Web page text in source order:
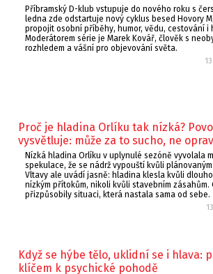
Příbramský D-klub vstupuje do nového roku s
ledna zde odstartuje nový cyklus besed Hovory
propojit osobní příběhy, humor, vědu, cestování i
Moderátorem série je Marek Kovář, člověk s
rozhledem a vášní pro objevování světa.
Proč je hladina Orlíku tak nízká?
vysvětluje: může za to sucho, ne
Nízká hladina Orlíku v uplynulé sezóně vyvolala
spekulace, že se nádrž vypouští kvůli
Vltavy ale uvádí jasně: hladina klesla kvůli
nízkým přítokům, nikoli kvůli stavebním zásahům.
přizpůsobily situaci, která nastala sama od sebe.
Když se hýbe tělo, uklidní se i hlava:
klíčem k psychické pohodě